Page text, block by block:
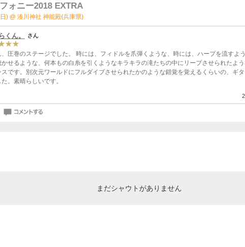
ォニー2018 EXTRA
) @ 湊川神社 神能殿(兵庫県)
くん。 さん
には、フィドルを爪弾くような、時には、ハープを流すような、そして、時に
かせるような、何本もの白糸を引くようなキラキラの滝たちの中にリープさせられたよ
スです。別次元ワールドにフルダイブさせられたかのような錯覚を覚えるくらいの、ギ
。素晴らしいです。
まだシャウトがありません